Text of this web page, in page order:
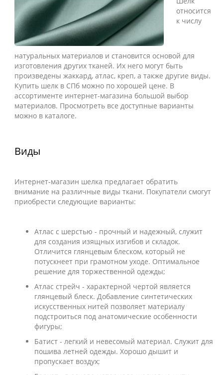
относится
к числу
натуральных материалов и становится основой для
изготовления других тканей. Их него могут быть
произведены жаккард, атлас, креп, а также другие виды.
Купить шелк в СПб можно по хорошей цене. В
ассортименте интернет-магазина большой выбор
материалов. Просмотреть все доступные варианты
можно в каталоге.
Виды
Интернет-магазин шелка предлагает обратить
внимание на различные виды ткани. Покупатели смогут
приобрести следующие варианты:
Атлас с шерстью - прочный и надежный, служит
для создания изящных изгибов и складок.
Отличится глянцевым блеском, который не
потускнеет при грамотном уходе. Оптимальное
решение для торжественной одежды;
Атлас стрейч - характерной чертой является
глянцевый блеск. Добавление синтетических
искусственных нитей позволяет материалу
подстроиться под анатомические особенности
фигуры;
Батист - легкий и невесомый материал. Служит для
пошива летней одежды. Хорошо дышит и
пропускает воздух;